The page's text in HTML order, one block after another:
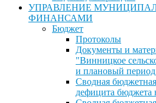
УПРАВЛЕНИЕ
ФИНАНСАМИ
Бюджет
Протоколы
Документы и
"Винницкое
и плановый
Сводная
дефицита бюджета